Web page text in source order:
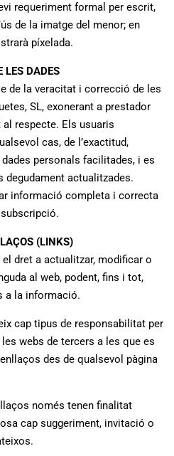
requeriment formal per escrit,
de la imatge del menor; en
píxelada.
LES DADES
de la veracitat i correcció de les
SL, exonerant a prestador
respecte. Els usuaris
cas, de l’exactitud,
personals facilitades, i es
degudament actualitzades.
informació completa i correcta
(LINKS)
dret a actualitzar, modificar o
al web, podent, fins i tot,
a la informació.
cap tipus de responsabilitat per
webs de tercers a les que es
des de qualsevol pàgina
només tenen finalitat
cap suggeriment, invitació o